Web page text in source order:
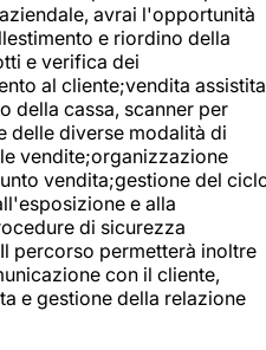
avrai l'opportunità
e riordino della
e verifica dei
al cliente;vendita assistita
della cassa, scanner per
delle diverse modalità di
vendite;organizzazione
vendita;gestione del
e alla
di sicurezza
percorso permetterà inoltre
con il cliente,
e gestione della relazione